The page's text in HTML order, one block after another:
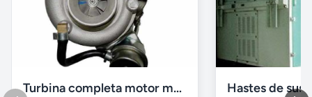
Turbina completa motor maxion sprinter 310